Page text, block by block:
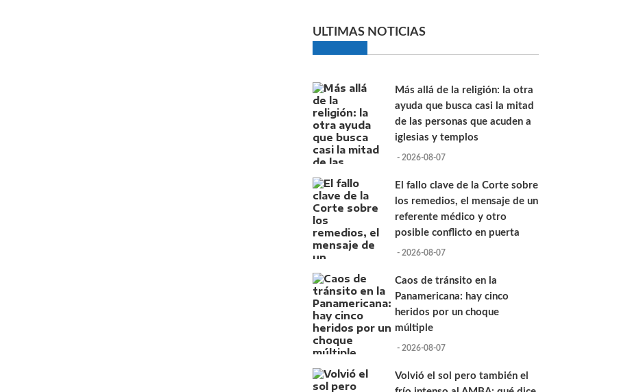
ULTIMAS NOTICIAS
Más allá de la religión: la otra
ayuda que busca casi la mitad
de las personas que acuden a
iglesias y templos
- 2026-08-07
El fallo clave de la Corte sobre
los remedios, el mensaje de un
referente médico y otro
posible conflicto en puerta
- 2026-08-07
Caos de tránsito en la
Panamericana: hay cinco
heridos por un choque
múltiple
- 2026-08-07
Volvió el sol pero también el